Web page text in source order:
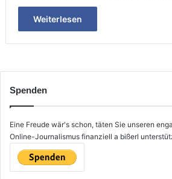
Weiterlesen
Spenden
Eine Freude wär's schon, täten Sie unseren
Online-Journalismus finanziell a bißerl